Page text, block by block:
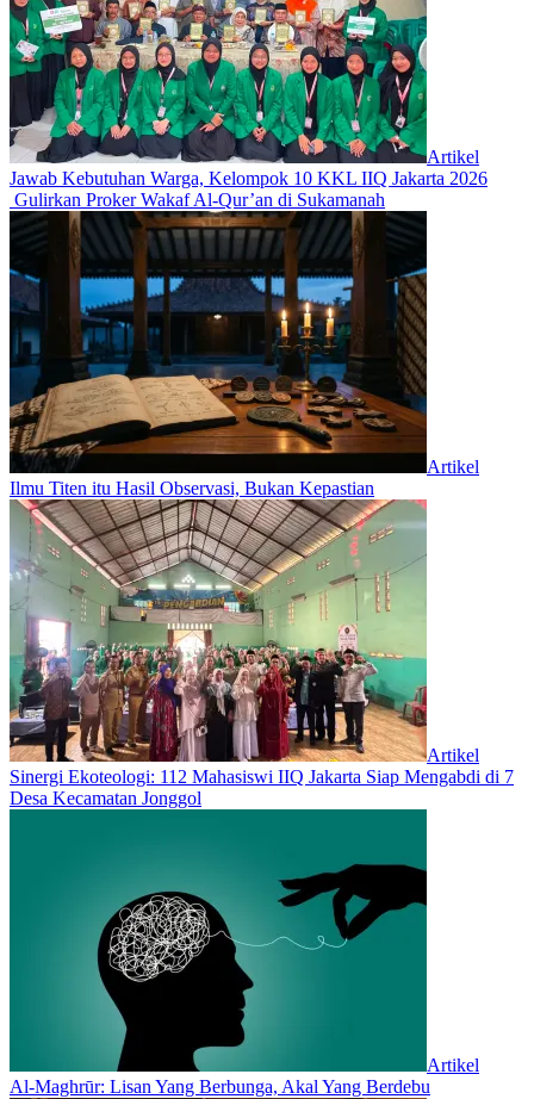
Artikel
Jawab Kebutuhan Warga, Kelompok 10 KKL IIQ Jakarta 2026
Gulirkan Proker Wakaf Al-Qur’an di Sukamanah
Artikel
Ilmu Titen itu Hasil Observasi, Bukan Kepastian
Artikel
‎Sinergi Ekoteologi: 112 Mahasiswi IIQ Jakarta Siap Mengabdi di 7
Desa Kecamatan Jonggol
Artikel
Al-Maghrūr: Lisan Yang Berbunga, Akal Yang Berdebu